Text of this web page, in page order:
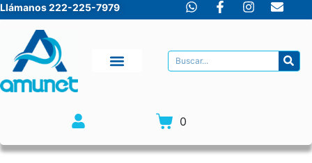
Llámanos 222-225-7979
0